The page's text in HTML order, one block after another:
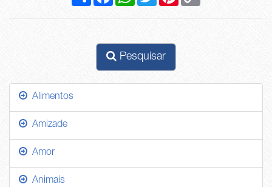
Pesquisar
Alimentos
Amizade
Amor
Animais